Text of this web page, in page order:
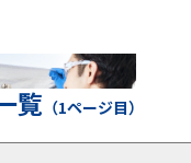
覧 （1ページ目）